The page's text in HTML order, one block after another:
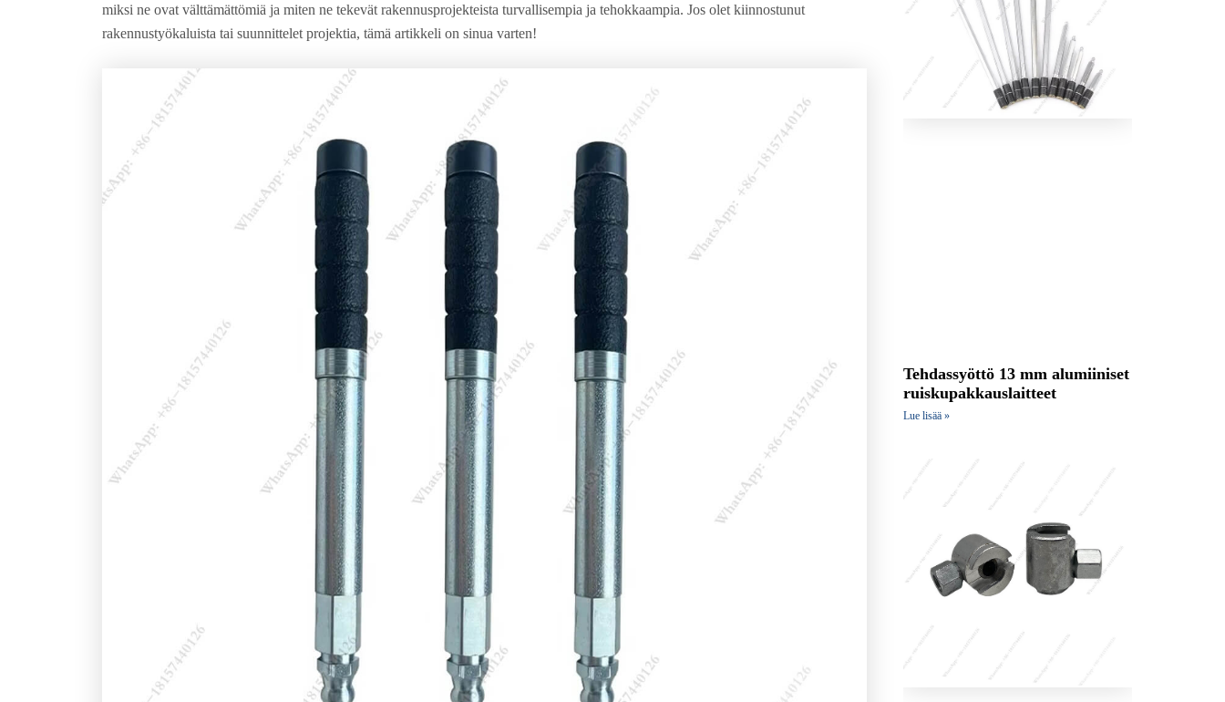
miksi ne ovat välttämättömiä ja miten ne tekevät rakennusprojekteista turvallisempia ja tehokkaampia. Jos olet kiinnostunut
rakennustyökaluista tai suunnittelet projektia, tämä artikkeli on sinua varten!
Tehdassyöttö 13 mm alumiiniset
ruiskupakkauslaitteet
Lue lisää »